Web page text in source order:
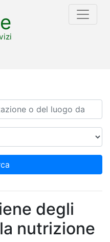
degli
nutrizione